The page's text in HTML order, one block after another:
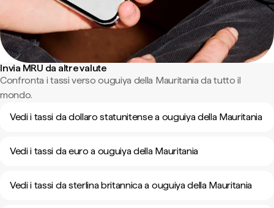
Invia MRU da altre valute
Confronta i tassi verso ouguiya della Mauritania da tutto il
mondo.
Vedi i tassi da dollaro statunitense a ouguiya della Mauritania
Vedi i tassi da euro a ouguiya della Mauritania
Vedi i tassi da sterlina britannica a ouguiya della Mauritania